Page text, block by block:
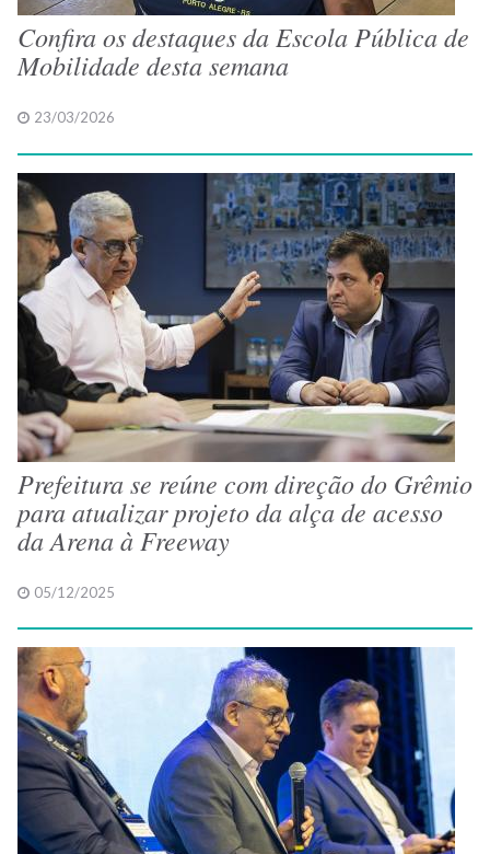
Confira os destaques da Escola Pública de
Mobilidade desta semana
23/03/2026
Prefeitura se reúne com direção do Grêmio
para atualizar projeto da alça de acesso
da Arena à Freeway
05/12/2025